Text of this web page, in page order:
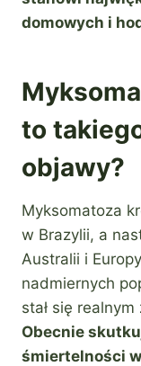
domowych i
to
objawy?
Myksomatoza
w Brazylii, a
Australii i
nadmiernych
stał się
Obecnie
śmiertelności